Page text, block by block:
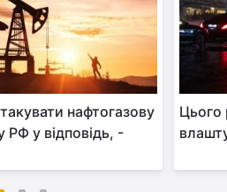
нафтогазову
РФ у відповідь, -
Цього